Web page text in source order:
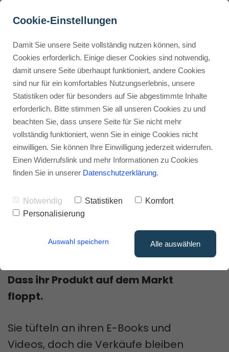
Buyer Personas erstellen
Landingpage optimieren
Internal Linking Tool
Verkaufstexte schreiben:
10 Tipps, für hoch
konvertierende
Verkaufstexte
Werbehinweis: Links mit Sternchen (*) sind Affiliate-Links. Kaufst
dich.
Stephan Ochmann
Verkaufstexte schreiben: Du weißt,
was frische Online-Marketer am
meisten fürchten?
Dass ihr Produkt auf dem Markt
floppt.
Sie tüfteln an ihren E-Books und
Videos, doch die Verkäufe bleiben
Cookie-Einstellungen
Damit Sie unsere Seite vollständig nutzen können, sind
Cookies erforderlich. Einige dieser Cookies sind notwendig,
damit unsere Seite überhaupt funktioniert, andere Cookies
sind nur für ein komfortables Nutzungserlebnis, unsere
Statistiken oder für besonders auf Sie abgestimmte Inhalte
erforderlich. Bitte stimmen Sie all unseren Cookies zu und
beachten Sie, dass unsere Seite für Sie nicht mehr
vollständig funktioniert, wenn Sie in einige Cookies nicht
einwilligen. Sie können Ihre Einwilligung jederzeit widerrufen.
Einen Widerrufslink und mehr Informationen zu Cookies
finden Sie in unserer Datenschutzerklärung.
Notwendig Statistiken
Komfort
Personalisierung
Auswahl speichern Alle auswählen